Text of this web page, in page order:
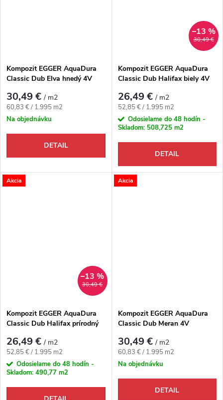
Kompozit EGGER AquaDura
Classic Dub Elva hnedý 4V
30,49 €/ m2
Jednotková cena:
60,83 € / 1.995 m2
Na objednávku
DETAIL
30,49 €
–13 %
Kompozit EGGER AquaDura
Classic Dub Halifax biely 4V
26,49 €/ m2
Jednotková cena:
52,85 € / 1.995 m2
Odosielame do 48 hodín -
Skladom: 508,725 m2
DETAIL
Akcia
30,49 €
–13 %
Kompozit EGGER AquaDura
Classic Dub Halifax prírodný
26,49 €/ m2
Jednotková cena:
52,85 € / 1.995 m2
Odosielame do 48 hodín -
Skladom: 490,77 m2
Akcia
Kompozit EGGER AquaDura
Classic Dub Meran 4V
30,49 €/ m2
Jednotková cena:
60,83 € / 1.995 m2
Na objednávku
DETAIL